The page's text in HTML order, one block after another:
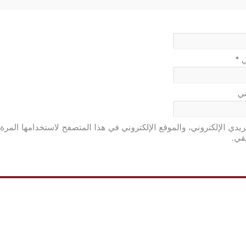
*
الإلكتروني، والموقع الإلكتروني في هذا المتصفح لاستخدامها المرة